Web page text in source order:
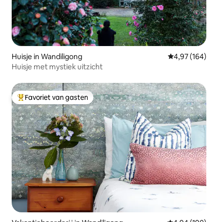
Huisje in Wandiligong Gemiddelde
4,97 (164)
Huisje met mystiek uitzicht
Topfavoriet van gasten
Favoriet van gasten